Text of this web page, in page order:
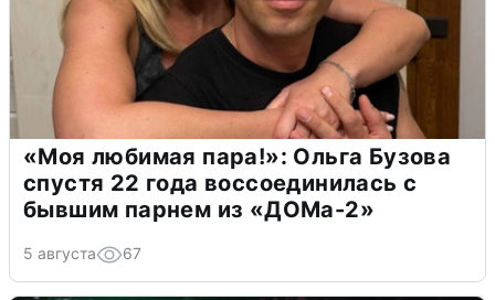
«Моя любимая пара!»: Ольга Бузова
спустя 22 года воссоединилась с
бывшим парнем из «ДОМа-2»
5 августа 67